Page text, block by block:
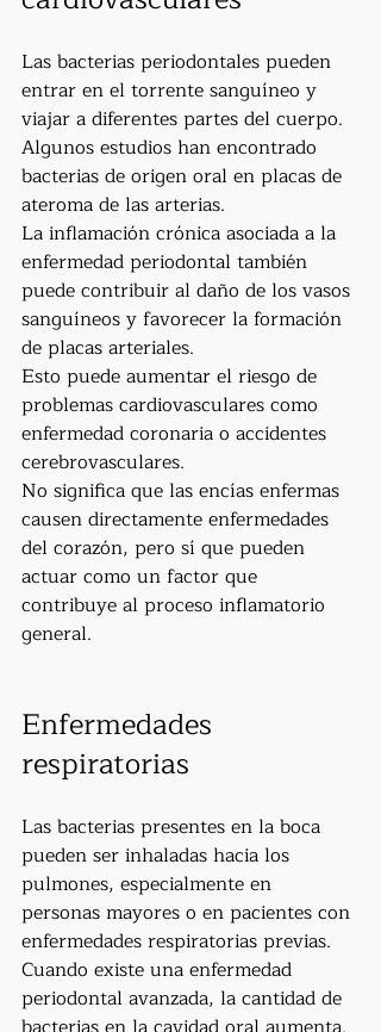
Las bacterias periodontales pueden
entrar en el torrente sanguíneo y
viajar a diferentes partes del cuerpo.
Algunos estudios han encontrado
bacterias de origen oral en placas de
ateroma de las arterias.
La inflamación crónica asociada a la
enfermedad periodontal también
puede contribuir al daño de los vasos
sanguíneos y favorecer la formación
de placas arteriales.
Esto puede aumentar el riesgo de
problemas cardiovasculares como
enfermedad coronaria o accidentes
cerebrovasculares.
No significa que las encías enfermas
causen directamente enfermedades
del corazón, pero sí que pueden
actuar como un factor que
contribuye al proceso inflamatorio
general.
Enfermedades
respiratorias
Las bacterias presentes en la boca
pueden ser inhaladas hacia los
pulmones, especialmente en
personas mayores o en pacientes con
enfermedades respiratorias previas.
Cuando existe una enfermedad
periodontal avanzada, la cantidad de